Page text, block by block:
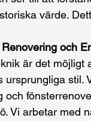
värde.
och
är det möjligt
ursprungliga stil.
och
Vi arbetar med